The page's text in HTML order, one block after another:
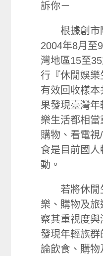
訴你－
根據創市
2004年8月至
灣地區15至
行『休閒娛
有效回收樣
果發現臺灣
樂生活都相
購物、看電
食是目前國
動。
若將休閒
樂、購物及
察其重視度
發現年輕族
論飲食、購